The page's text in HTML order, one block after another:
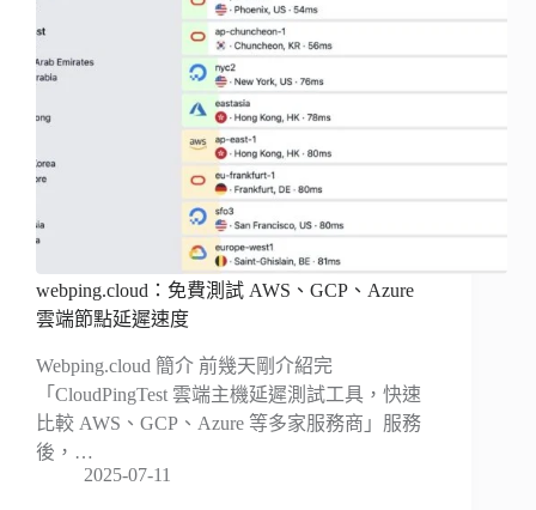
webping.cloud：免費測試 AWS、GCP、Azure
雲端節點延遲速度
Webping.cloud 簡介 前幾天剛介紹完
「CloudPingTest 雲端主機延遲測試工具，快速
比較 AWS、GCP、Azure 等多家服務商」服務
後，…
2025-07-11